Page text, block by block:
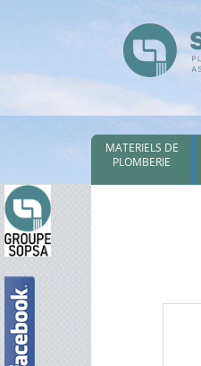
MATERIELS DE
PLOMBERIE